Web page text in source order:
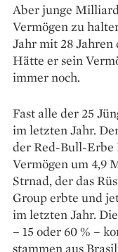
Aber junge
Vermögen zu
Jahr mit 28
Hätte er sein
immer noch.
Fast alle der 25
im letzten Jahr.
der Red-Bull-Erbe
Vermögen um 4,9
Strnad, der das
Group erbte und
im letzten Jahr.
– 15 oder 60 % –
stammen aus